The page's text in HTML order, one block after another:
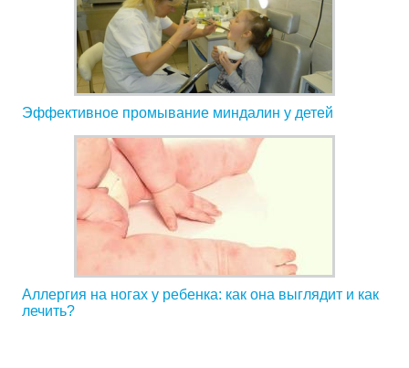
Эффективное промывание миндалин у детей
Аллергия на ногах у ребенка: как она выглядит и как
лечить?